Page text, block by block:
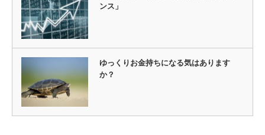
ンス」
ゆっくりお金持ちになる気はあります
か？